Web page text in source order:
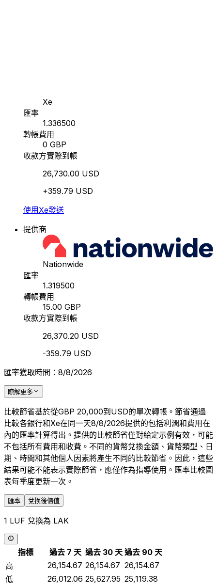
Xe
匯率
1.336500
轉帳費用
0 GBP
收款方實際到帳
26,730.00 USD
+359.79 USD
使用Xe發送
提供商
Nationwide
匯率
1.319500
轉帳費用
15.00 GBP
收款方實際到帳
26,370.20 USD
-359.79 USD
匯率獲取時間：8/8/2026
瞭解更多
比較節省基於從GBP 20,000到USD的單次轉帳。節省通過
比較各銀行和Xe在同一天8/8/2026提供的包括利潤和費用在
內的匯率計算得出。提供的比較節省僅對給定示例有效，可能
不包括所有費用和收費。不同的貨幣兌換金額、貨幣類型、日
期、時間和其他個人因素將產生不同的比較節省。因此，這些
結果可能不能表示實際節省，應僅作為指導使用。匯率比較圖
表每季度更新一次。
匯率 兌換後價值
1 LUF 兌換為 LAK
指標 過去 7 天 過去 30 天 過去 90 天
高
26,154.67 26,154.67 26,154.67
低
26,012.06 25,627.95 25,119.38